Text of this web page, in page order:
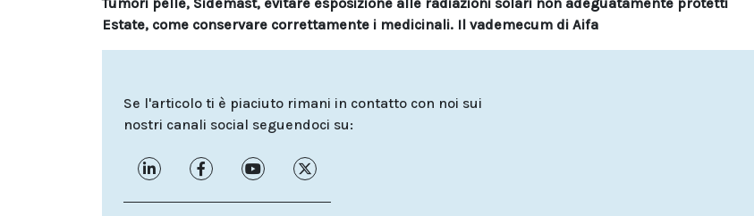
Estate, come conservare correttamente i medicinali. Il vademecum di Aifa
Se l'articolo ti è piaciuto rimani in contatto con noi sui
nostri canali social seguendoci su: